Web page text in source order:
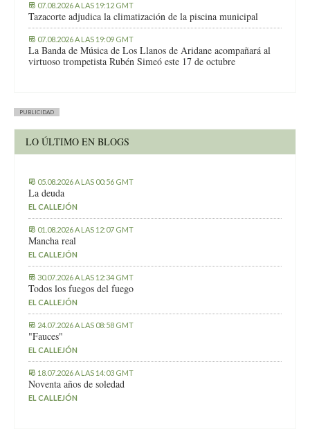
07.08.2026 A LAS 19:12 GMT
Tazacorte adjudica la climatización de la piscina municipal
07.08.2026 A LAS 19:09 GMT
La Banda de Música de Los Llanos de Aridane acompañará al
virtuoso trompetista Rubén Simeó este 17 de octubre
PUBLICIDAD
LO ÚLTIMO EN BLOGS
05.08.2026 A LAS 00:56 GMT
La deuda
EL CALLEJÓN
01.08.2026 A LAS 12:07 GMT
Mancha real
EL CALLEJÓN
30.07.2026 A LAS 12:34 GMT
Todos los fuegos del fuego
EL CALLEJÓN
24.07.2026 A LAS 08:58 GMT
"Fauces"
EL CALLEJÓN
18.07.2026 A LAS 14:03 GMT
Noventa años de soledad
EL CALLEJÓN